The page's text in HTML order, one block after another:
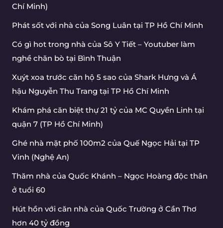
Chí Minh)
Phát sốt với nhà của Song Luân tại TP Hồ Chí Minh
Có gì hot trong nhà của Sô Y Tiết – Youtuber làm
nghề chăn bò tại Bình Thuận
Xuýt xoa trước căn hộ 5 sao của Shark Hưng và Á
hậu Nguyễn Thu Trang tại TP Hồ Chí Minh
Khám phá căn biệt thự 21 tỷ của MC Quyền Linh tại
quận 7 (TP Hồ Chí Minh)
Ghé nhà mặt phố 100m2 của Quế Ngọc Hải tại TP
Vinh (Nghệ An)
Thăm nhà của Quốc Khánh – Ngọc Hoàng độc thân
ở tuổi 60
Hút hồn với căn nhà của Quốc Trường ở Cần Thơ
hơn 40 tỷ đồng